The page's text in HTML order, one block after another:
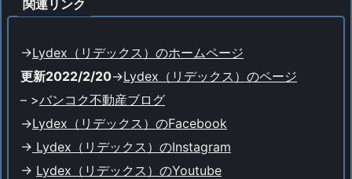
関連リンク
->Lydex（リデックス）のホームページ
更新2022/2/20->Lydex（リデックス）のページ
– >バンコク不動産ブログ
->Lydex（リデックス）のFacebook
-> Lydex（リデックス）のInstagram
-> Lydex（リデックス）のYoutube